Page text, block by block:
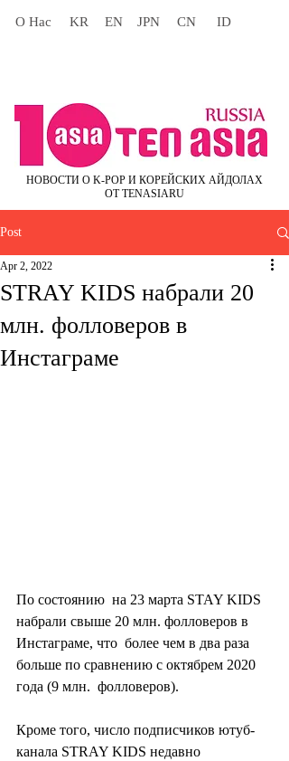
О Нас KR EN JPN CN ID
НОВОСТИ О K-POP И КОРЕЙСКИХ АЙДОЛАХ
ОТ TENASIARU
Post
STRAY KIDS набрали 20
млн. фолловеров в
Инстаграме
Apr 2, 2022
По состоянию  на 23 марта STAY KIDS
набрали свыше 20 млн. фолловеров в
Инстаграме, что  более чем в два раза
больше по сравнению с октябрем 2020
года (9 млн.  фолловеров).
Кроме того, число подписчиков ютуб-
канала STRAY KIDS недавно